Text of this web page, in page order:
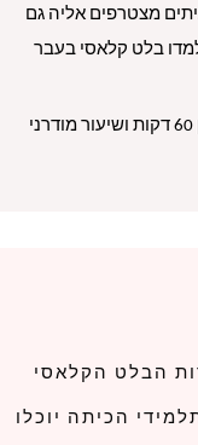
הבלט הקלאסי
הכיתה יוכלו